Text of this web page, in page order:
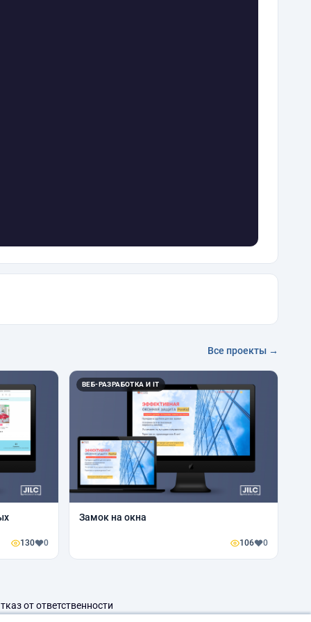
Все проекты →
130 0
ВЕБ-РАЗРАБОТКА И IT
Замок на окна
106 0
от ответственности